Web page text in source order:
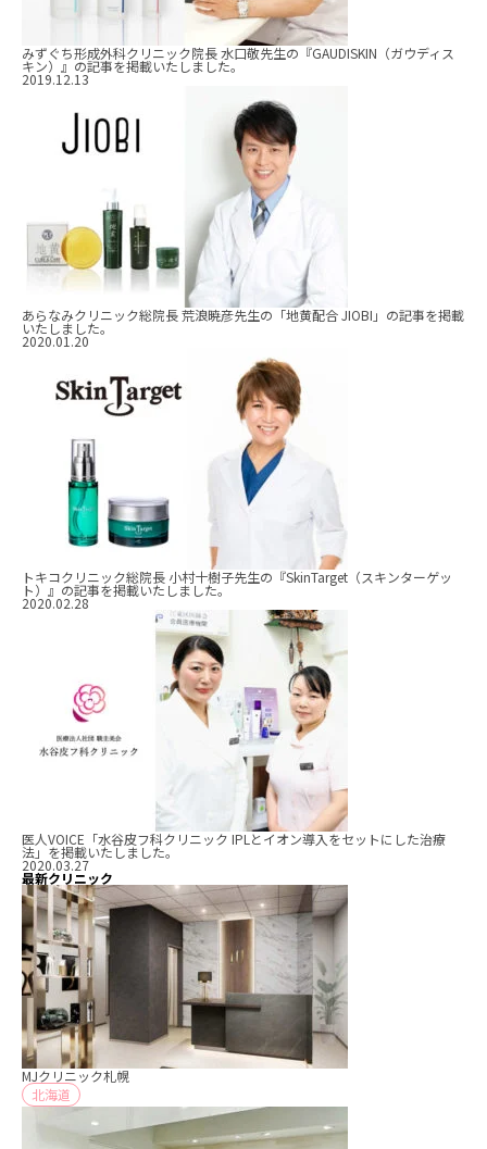
みずぐち形成外科クリニック院長 水口敬先生の『GAUDISKIN（ガウディス
キン）』の記事を掲載いたしました。
2019.12.13
あらなみクリニック総院長 荒浪暁彦先生の「地黄配合 JIOBI」の記事を掲載
いたしました。
2020.01.20
トキコクリニック総院長 小村十樹子先生の『SkinTarget（スキンターゲッ
ト）』の記事を掲載いたしました。
2020.02.28
医人VOICE「水谷皮フ科クリニック IPLとイオン導入をセットにした治療
法」を掲載いたしました。
2020.03.27
最新クリニック
MJクリニック札幌
北海道